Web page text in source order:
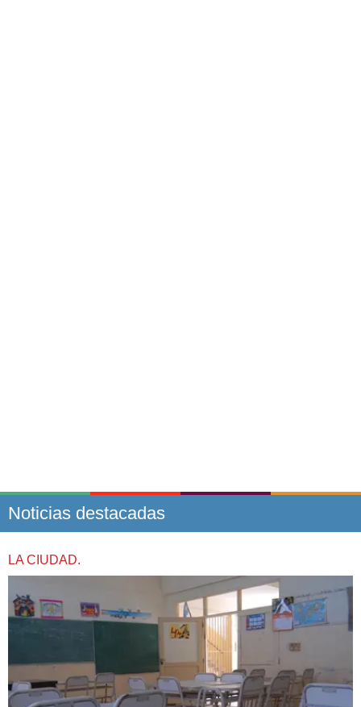
Noticias destacadas
LA CIUDAD.